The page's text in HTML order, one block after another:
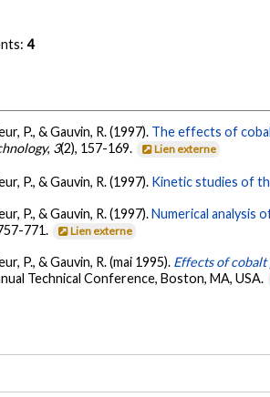
4
P., & Gauvin, R. (1997). The effects of
, 3(2), 157-169. Lien externe
P., & Gauvin, R. (1997). Kinetic studies of
P., & Gauvin, R. (1997).Numerical analysis
771. Lien externe
P., & Gauvin, R. (mai 1995). Effects of
Technical Conference, Boston, MA, USA.